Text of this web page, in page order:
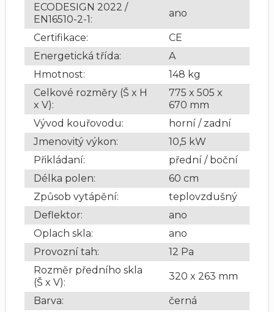
ECODESIGN 2022 /
EN16510-2-1:
ano
Certifikace:
CE
Energetická třída:
A
Hmotnost:
148 kg
Celkové rozměry (Š x H
x V):
775 x 505 x
670 mm
Vývod kouřovodu:
horní / zadní
Jmenovitý výkon:
10,5 kW
Přikládaní:
přední / boční
Délka polen:
60 cm
Způsob vytápění:
teplovzdušný
Deflektor:
ano
Oplach skla:
ano
Provozní tah:
12 Pa
Rozměr předního skla
(Š x V):
320 x 263 mm
Barva:
černá